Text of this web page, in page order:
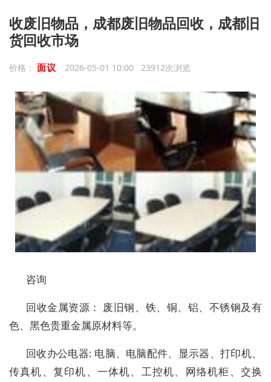
收废旧物品，成都废旧物品回收，成都旧
货回收市场
价格： 面议 2026-05-01 10:00 23912次浏览
咨询
回收金属资源： 废旧钢、铁、铜、铝、不锈钢及有
色、黑色贵重金属原材料等。
回收办公电器: 电脑、电脑配件、显示器、打印机、
传真机、复印机、一体机、工控机、网络机柜、交换